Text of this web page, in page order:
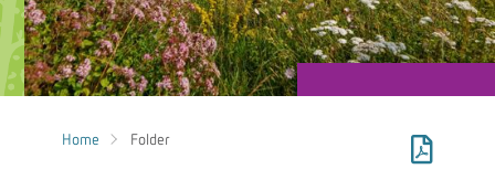
Home Folder